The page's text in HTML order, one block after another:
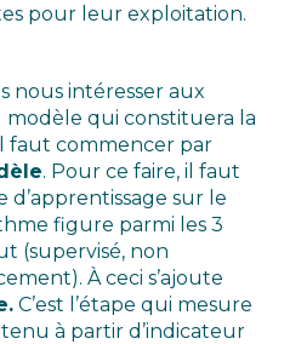
pour leur exploitation.
nous intéresser aux
qui constituera la
faut commencer par
. Pour ce faire, il faut
sur le
figure parmi les 3
(supervisé, non
À ceci s’ajoute
C’est l’étape qui mesure
à partir d’indicateur